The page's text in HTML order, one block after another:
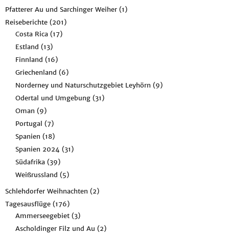
Pfatterer Au und Sarchinger Weiher (1)
Reiseberichte (201)
Costa Rica (17)
Estland (13)
Finnland (16)
Griechenland (6)
Norderney und Naturschutzgebiet Leyhörn (9)
Odertal und Umgebung (31)
Oman (9)
Portugal (7)
Spanien (18)
Spanien 2024 (31)
Südafrika (39)
Weißrussland (5)
Schlehdorfer Weihnachten (2)
Tagesausflüge (176)
Ammerseegebiet (3)
Ascholdinger Filz und Au (2)